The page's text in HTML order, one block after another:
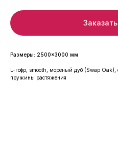
Заказать
Размеры: 2500×3000 мм
L-гофр, smooth, мореный дуб (Swap
пружины растяжения